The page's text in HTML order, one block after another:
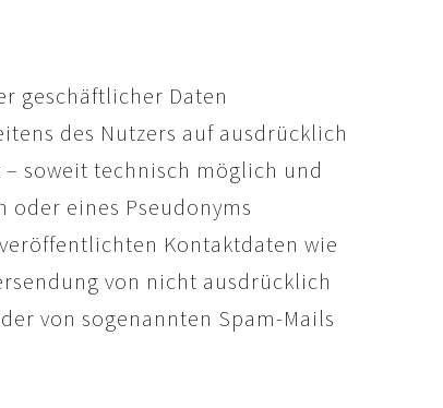
geschäftlicher Daten
des Nutzers auf ausdrücklich
soweit technisch möglich und
oder eines Pseudonyms
Kontaktdaten wie
von nicht ausdrücklich
von sogenannten Spam-Mails